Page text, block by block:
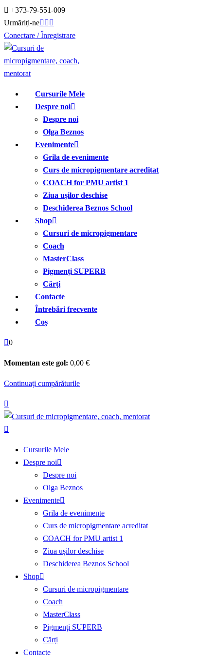
Treci
la
conținut
+373-79-551-009
Urmăriți-ne
Conectare / Înregistrare
Cursurile Mele
Despre noi
Despre noi
Olga Beznos
Evenimente
Grila de evenimente
Curs de micropigmentare acreditat
COACH for PMU artist 1
Ziua ușilor deschise
Deschiderea Beznos School
Shop
Cursuri de micropigmentare
Coach
MasterClass
Pigmenți SUPERB
Cărți
Contacte
Întrebări frecvente
Coș
0
Momentan este gol: 0,00 €
Continuați cumpărăturile
Cursurile Mele
Despre noi
Despre noi
Olga Beznos
Evenimente
Grila de evenimente
Curs de micropigmentare acreditat
COACH for PMU artist 1
Ziua ușilor deschise
Deschiderea Beznos School
Shop
Cursuri de micropigmentare
Coach
MasterClass
Pigmenți SUPERB
Cărți
Contacte